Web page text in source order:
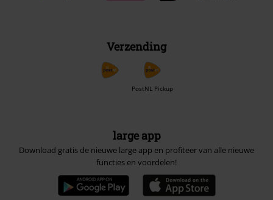
Verzending
PostNL Pickup
large app
Download gratis de nieuwe large app en profiteer van alle nieuwe
functies en voordelen!